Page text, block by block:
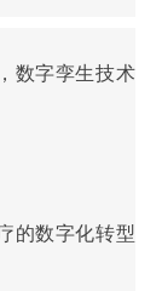
数字孪生技术
的数字化转型